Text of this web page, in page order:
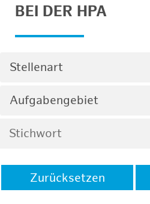
BEI DER HPA
Stellenart
Aufgabengebiet
Zurücksetzen